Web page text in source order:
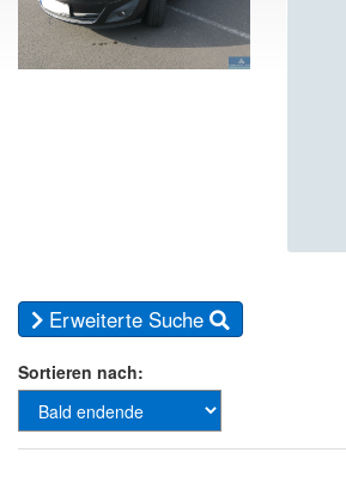
Erweiterte Suche
Sortieren nach: